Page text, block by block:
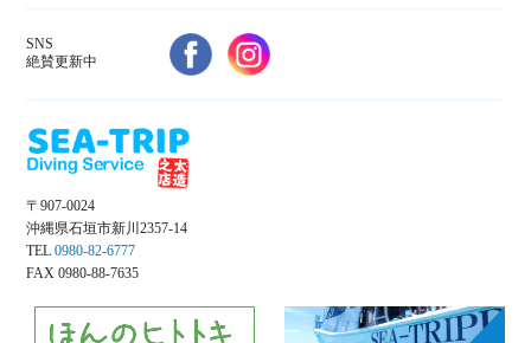
SNS
絶賛更新中
〒907-0024
沖縄県石垣市新川2357-14
TEL 0980-82-6777
FAX 0980-88-7635